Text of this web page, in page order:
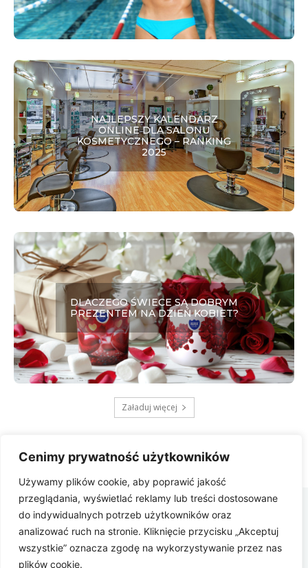
Cenimy prywatność użytkowników
Używamy plików cookie, aby poprawić jakość
przeglądania, wyświetlać reklamy lub treści dostosowane
do indywidualnych potrzeb użytkowników oraz
analizować ruch na stronie. Kliknięcie przycisku „Akceptuj
wszystkie” oznacza zgodę na wykorzystywanie przez nas
plików cookie.
NAJLEPSZY KALENDARZ
ONLINE DLA SALONU
KOSMETYCZNEGO – RANKING
2025
DLACZEGO ŚWIECE SĄ DOBRYM
PREZENTEM NA DZIEŃ KOBIET?
Załaduj więcej
Zbygniew
COM
Polityka prywatności